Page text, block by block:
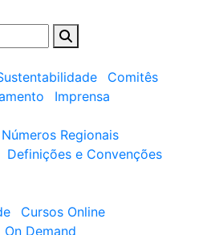
Comitês
Imprensa
Números Regionais
Definições e Convenções
Cursos Online
On Demand